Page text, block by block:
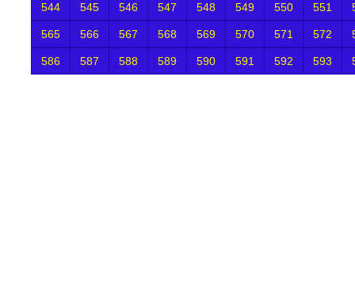
544 545 546 547 548 549 550 551
565 566 567 568 569 570 571 572
586 587 588 589 590 591 592 593